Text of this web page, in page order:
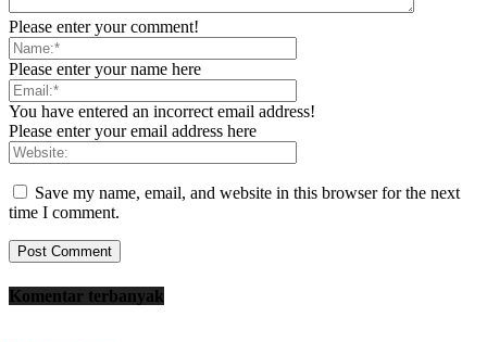
Please enter your comment!
Please enter your name here
You have entered an incorrect email address!
Please enter your email address here
Save my name, email, and website in this browser for the next
time I comment.
Komentar terbanyak